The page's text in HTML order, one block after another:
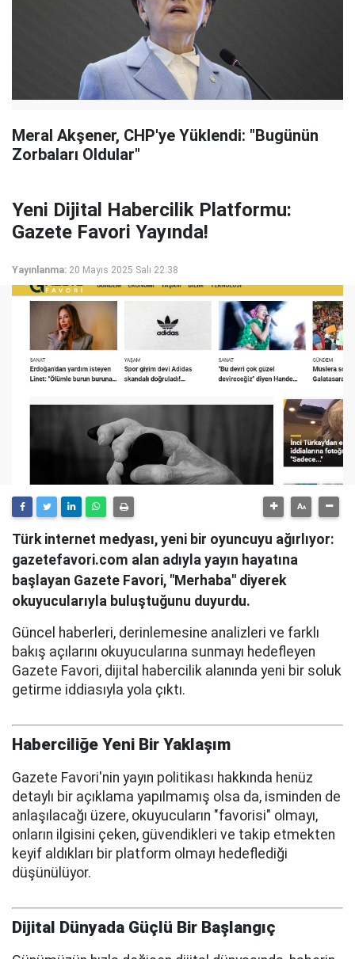
Meral Akşener, CHP'ye Yüklendi: "Bugünün
Zorbaları Oldular"
Yeni Dijital Habercilik Platformu:
Gazete Favori Yayında!
Yayınlanma: 20 Mayıs 2025 Salı 22:38
Türk internet medyası, yeni bir oyuncuyu ağırlıyor:
gazetefavori.com alan adıyla yayın hayatına
başlayan Gazete Favori, "Merhaba" diyerek
okuyucularıyla buluştuğunu duyurdu.
Güncel haberleri, derinlemesine analizleri ve farklı
bakış açılarını okuyucularına sunmayı hedefleyen
Gazete Favori, dijital habercilik alanında yeni bir soluk
getirme iddiasıyla yola çıktı.
Haberciliğe Yeni Bir Yaklaşım
Gazete Favori'nin yayın politikası hakkında henüz
detaylı bir açıklama yapılmamış olsa da, isminden de
anlaşılacağı üzere, okuyucuların "favorisi" olmayı,
onların ilgisini çeken, güvendikleri ve takip etmekten
keyif aldıkları bir platform olmayı hedeflediği
düşünülüyor.
Dijital Dünyada Güçlü Bir Başlangıç